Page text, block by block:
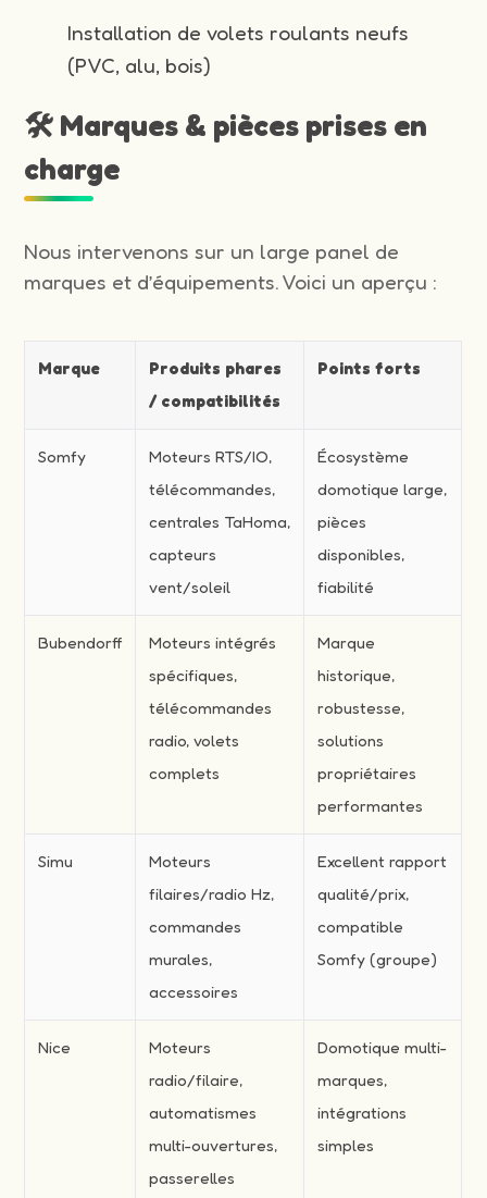
Installation de volets roulants neufs
(PVC, alu, bois)
🛠️ Marques & pièces prises en
charge
Nous intervenons sur un large panel de
marques et d’équipements. Voici un aperçu :
Marque
Produits phares
/ compatibilités
Points forts
Somfy
Moteurs RTS/IO,
télécommandes,
centrales TaHoma,
capteurs
vent/soleil
Écosystème
domotique large,
pièces
disponibles,
fiabilité
Bubendorff
Moteurs intégrés
spécifiques,
télécommandes
radio, volets
complets
Marque
historique,
robustesse,
solutions
propriétaires
performantes
Simu
Moteurs
filaires/radio Hz,
commandes
murales,
accessoires
Excellent rapport
qualité/prix,
compatible
Somfy (groupe)
Nice
Moteurs
radio/filaire,
automatismes
multi-ouvertures,
passerelles
Domotique multi-
marques,
intégrations
simples